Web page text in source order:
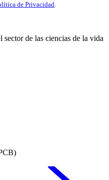
de Privacidad.
sector de las ciencias de la vida